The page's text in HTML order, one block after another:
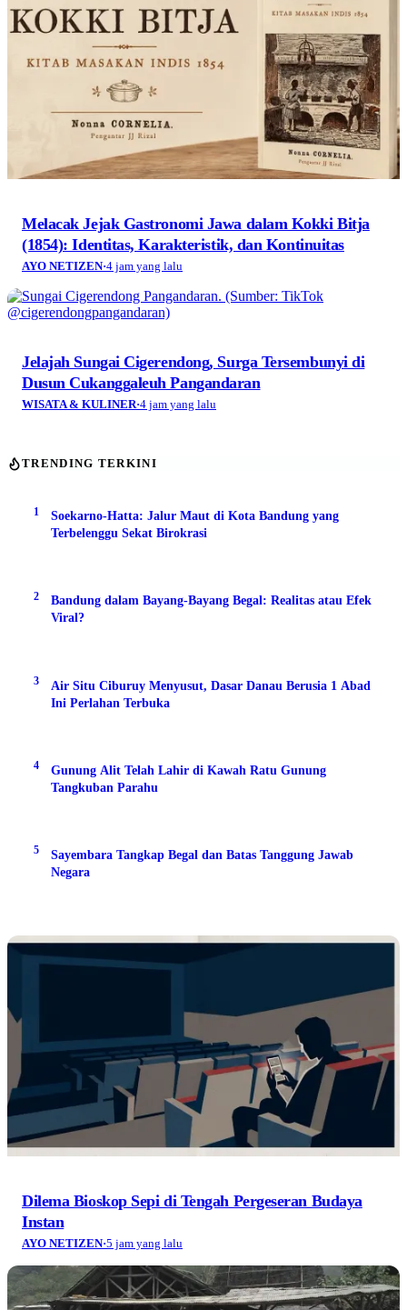
Melacak Jejak Gastronomi Jawa dalam Kokki Bitja
(1854): Identitas, Karakteristik, dan Kontinuitas
AYO NETIZEN·4 jam yang lalu
Jelajah Sungai Cigerendong, Surga Tersembunyi di
Dusun Cukanggaleuh Pangandaran
WISATA & KULINER·4 jam yang lalu
TRENDING TERKINI
1
Soekarno-Hatta: Jalur Maut di Kota Bandung yang
Terbelenggu Sekat Birokrasi
2
Bandung dalam Bayang-Bayang Begal: Realitas atau Efek
Viral?
3
Air Situ Ciburuy Menyusut, Dasar Danau Berusia 1 Abad
Ini Perlahan Terbuka
4
Gunung Alit Telah Lahir di Kawah Ratu Gunung
Tangkuban Parahu
5
Sayembara Tangkap Begal dan Batas Tanggung Jawab
Negara
Dilema Bioskop Sepi di Tengah Pergeseran Budaya
Instan
AYO NETIZEN·5 jam yang lalu